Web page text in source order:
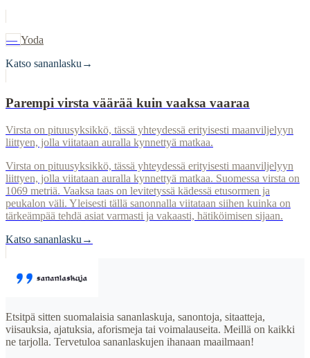
— Yoda
Katso sananlasku →
Parempi virsta väärää kuin vaaksa vaaraa
Virsta on pituusyksikkö, tässä yhteydessä erityisesti maanviljelyyn
liittyen, jolla viitataan auralla kynnettyä matkaa.
Virsta on pituusyksikkö, tässä yhteydessä erityisesti maanviljelyyn
liittyen, jolla viitataan auralla kynnettyä matkaa. Suomessa virsta on
1069 metriä. Vaaksa taas on levitetyssä kädessä etusormen ja
peukalon väli. Yleisesti tällä sanonnalla viitataan siihen kuinka on
tärkeämpää tehdä asiat varmasti ja vakaasti, hätiköimisen sijaan.
Katso sananlasku →
Etsitpä sitten suomalaisia sananlaskuja, sanontoja, sitaatteja,
viisauksia, ajatuksia, aforismeja tai voimalauseita. Meillä on kaikki
ne tarjolla. Tervetuloa sananlaskujen ihanaan maailmaan!